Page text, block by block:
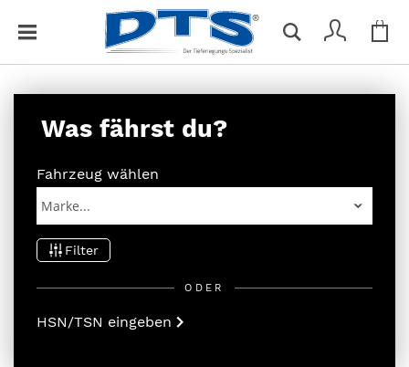
l
Du hast keine Artikel im Warenkorb
Was fährst du?
Fahrzeug wählen
Filter
ODER
HSN/TSN eingeben